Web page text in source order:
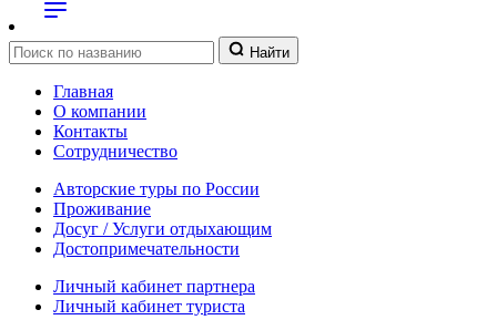
Найти
Главная
О компании
Контакты
Сотрудничество
Авторские туры по России
Проживание
Досуг / Услуги отдыхающим
Достопримечательности
Личный кабинет партнера
Личный кабинет туриста